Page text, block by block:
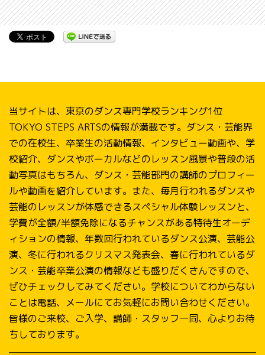
当サイトは、東京のダンス専門学校ランキング1位
TOKYO STEPS ARTSの情報が満載です。ダンス・芸能界
での在校生、卒業生の活動情報、インタビュー動画や、学
校紹介、ダンスやボーカルなどのレッスン風景や普段の活
動写真はもちろん、ダンス・芸能部門の講師のプロフィー
ルや動画を紹介しています。また、毎月行われるダンスや
芸能のレッスンが体感できるスペシャル体験レッスンと、
学費が全額/半額免除になるチャンスがある特待生オーデ
ィションの情報、年数回行われているダンス公演、芸能公
演、冬に行われるクリスマス発表会、春に行われているダ
ンス・芸能卒業公演の情報なども盛りだくさんですので、
ぜひチェックしてみてください。学校についてわからない
ことは電話、メールにてお気軽にお問い合わせください。
皆様のご来校、ご入学、講師・スタッフ一同、心よりお待
ちしております。